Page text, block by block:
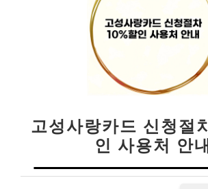
고성사랑카드 신청절
인 사용처 안내